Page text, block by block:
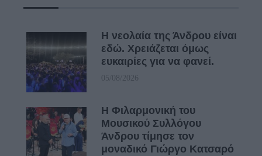
Η νεολαία της Άνδρου είναι
εδώ. Χρειάζεται όμως
ευκαιρίες για να φανεί.
05/08/2026
Η Φιλαρμονική του
Μουσικού Συλλόγου
Άνδρου τίμησε τον
μοναδικό Γιώργο Κατσαρό